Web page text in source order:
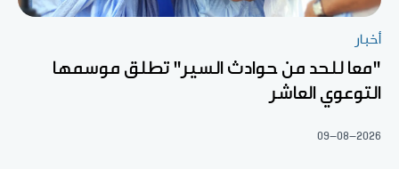
أخبار
"معا للحد من حوادث السير" تطلق موسمها
التوعوي العاشر
09-08-2026